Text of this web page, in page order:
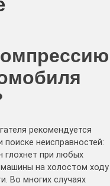
рекомендуется
поиске неисправностей:
глохнет при любых
на холостом ходу
Во многих случаях